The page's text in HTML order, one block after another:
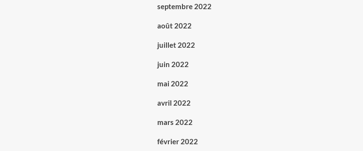
septembre 2022
août 2022
juillet 2022
juin 2022
mai 2022
avril 2022
mars 2022
février 2022